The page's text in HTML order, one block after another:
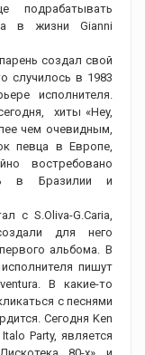
подрабатывать
в жизни Gianni
создал свой
случилось в 1983
исполнителя.
хиты «Hey,
чем очевидным,
певца в Европе,
востребовано
в Бразилии и
с S.Oliva-G.Caria,
для него
альбома. В
пишут
В какие-то
с песнями
Сегодня Ken
Party, является